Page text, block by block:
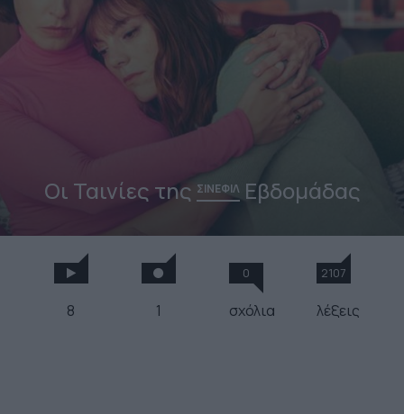
Οι Ταινίες της ΣΙΝΕΦΙΛΕβδομάδας
8 1
0
σχόλια
2107
λέξεις